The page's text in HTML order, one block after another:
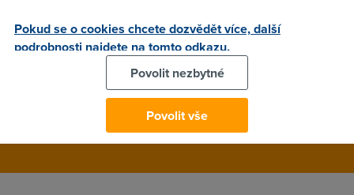
Toman(6.4.2013 11:33:26)
A já si zase to vopruzující tlačítko addblockem vyhodim z
Pokud se o cookies chcete dozvědět více, další
podrobnosti najdete na tomto odkazu.
Povolit nezbytné
Povolit vše